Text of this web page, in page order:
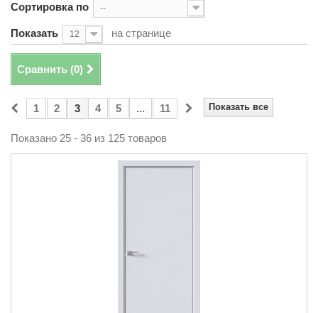
Сортировка по --
Показать 12 на странице
Сравнить (0)
Показать все
1 2 3 4 5 ... 11
Показано 25 - 36 из 125 товаров